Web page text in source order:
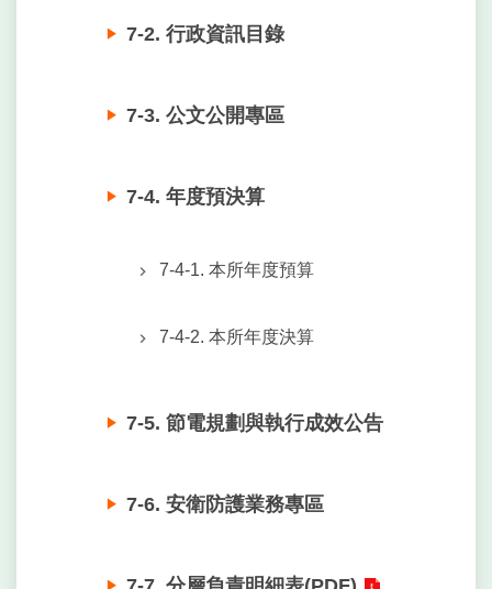
7-2. 行政資訊目錄
7-3. 公文公開專區
7-4. 年度預決算
7-4-1. 本所年度預算
7-4-2. 本所年度決算
7-5. 節電規劃與執行成效公告
7-6. 安衛防護業務專區